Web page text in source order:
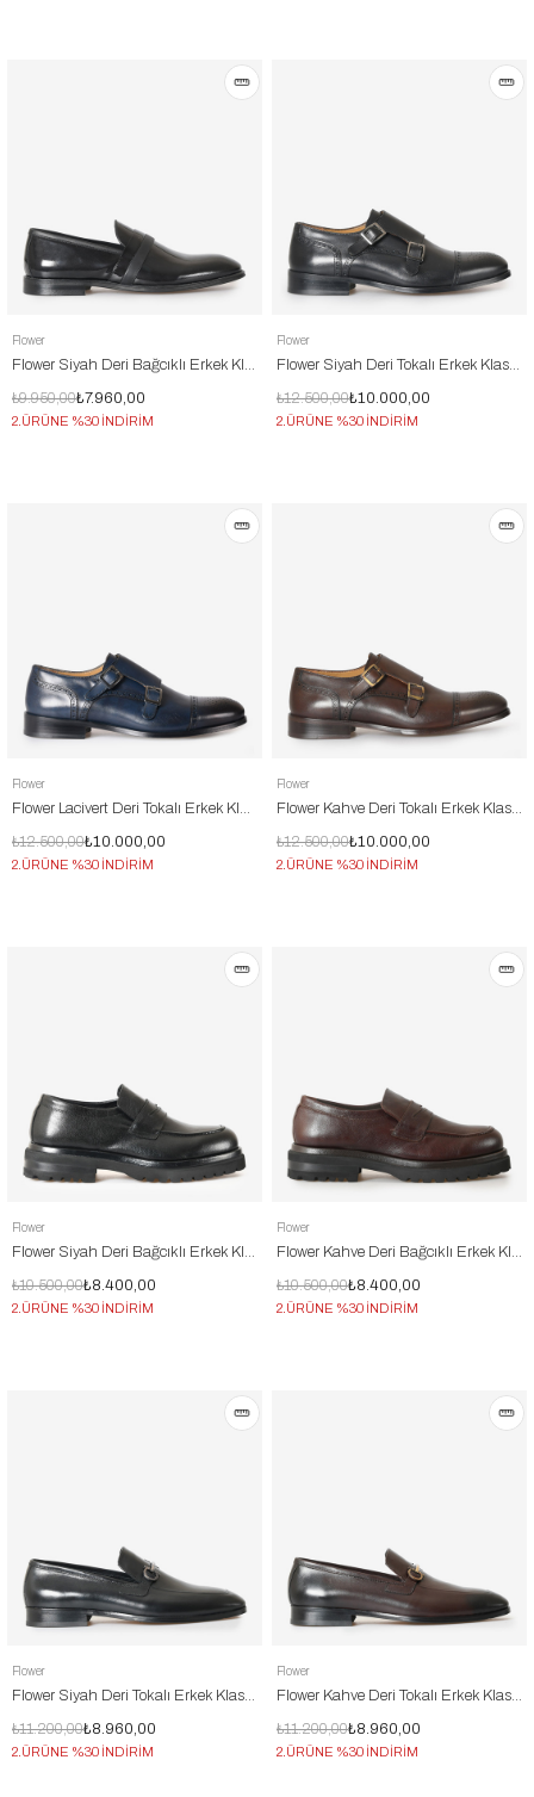
Flower
Flower Siyah Deri Bağcıklı Erkek Klasik Ayakkabı
₺7.960,00
₺9.950,00
2.ÜRÜNE %30 İNDİRİM
Flower
Flower Siyah Deri Tokalı Erkek Klasik Ayakkabı
₺10.000,00
₺12.500,00
2.ÜRÜNE %30 İNDİRİM
Flower
Flower Lacivert Deri Tokalı Erkek Klasik Ayakkabı
₺10.000,00
₺12.500,00
2.ÜRÜNE %30 İNDİRİM
Flower
Flower Kahve Deri Tokalı Erkek Klasik Ayakkabı
₺10.000,00
₺12.500,00
2.ÜRÜNE %30 İNDİRİM
Flower
Flower Siyah Deri Bağcıklı Erkek Klasik Ayakkabı
₺8.400,00
₺10.500,00
2.ÜRÜNE %30 İNDİRİM
Flower
Flower Kahve Deri Bağcıklı Erkek Klasik Ayakkabı
₺8.400,00
₺10.500,00
2.ÜRÜNE %30 İNDİRİM
Flower
Flower Siyah Deri Tokalı Erkek Klasik Ayakkabı
₺8.960,00
₺11.200,00
2.ÜRÜNE %30 İNDİRİM
Flower
Flower Kahve Deri Tokalı Erkek Klasik Ayakkabı
₺8.960,00
₺11.200,00
2.ÜRÜNE %30 İNDİRİM